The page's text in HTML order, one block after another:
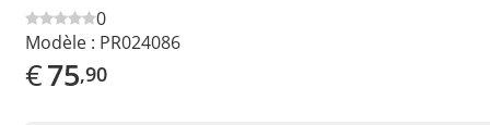
0
Modèle : PR024086
€75,90